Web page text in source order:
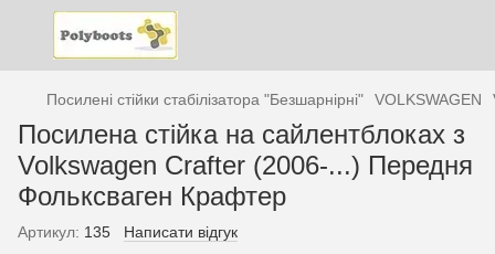
Посилені стійки стабілізатора "Безшарнірні" VOLKSWAGEN
Посилена стійка на сайлентблоках з
Volkswagen Crafter (2006-...) Передня
Фольксваген Крафтер
Артикул: 135 Написати відгук